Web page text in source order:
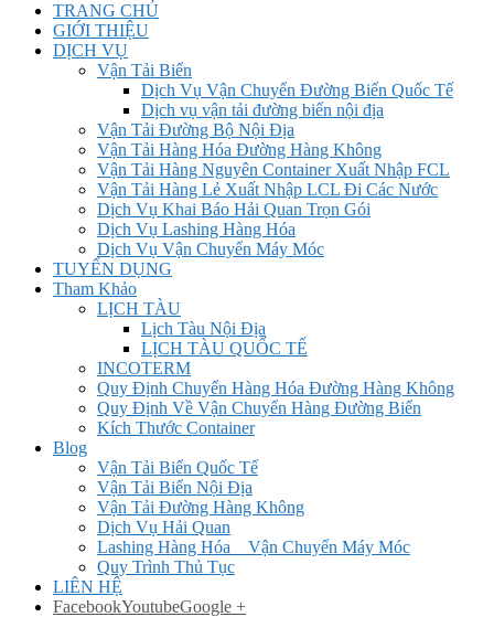
TRANG CHỦ
GIỚI THIỆU
DỊCH VỤ
Vận Tải Biển
Dịch Vụ Vận Chuyển Đường Biển Quốc Tế
Dịch vụ vận tải đường biển nội địa
Vận Tải Đường Bộ Nội Địa
Vận Tải Hàng Hóa Đường Hàng Không
Vận Tải Hàng Nguyên Container Xuất Nhập FCL
Vận Tải Hàng Lẻ Xuất Nhập LCL Đi Các Nước
Dịch Vụ Khai Báo Hải Quan Trọn Gói
Dịch Vụ Lashing Hàng Hóa
Dịch Vụ Vận Chuyển Máy Móc
TUYỂN DỤNG
Tham Khảo
LỊCH TÀU
Lịch Tàu Nội Địa
LỊCH TÀU QUỐC TẾ
INCOTERM
Quy Định Chuyển Hàng Hóa Đường Hàng Không
Quy Định Về Vận Chuyển Hàng Đường Biển
Kích Thước Container
Blog
Vận Tải Biển Quốc Tế
Vận Tải Biển Nội Địa
Vận Tải Đường Hàng Không
Dịch Vụ Hải Quan
Lashing Hàng Hóa _ Vận Chuyển Máy Móc
Quy Trình Thủ Tục
LIÊN HỆ
FacebookYoutubeGoogle +